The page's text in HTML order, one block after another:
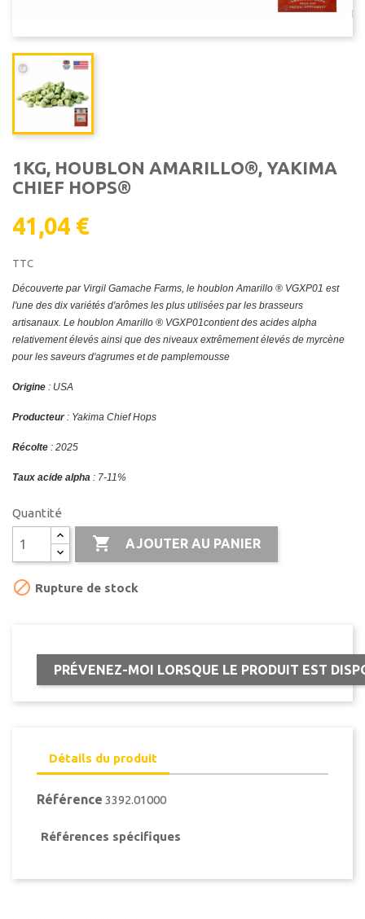
1KG, HOUBLON AMARILLO®, YAKIMA
CHIEF HOPS®
41,04 €
TTC
Découverte par Virgil Gamache Farms, le houblon Amarillo ® VGXP01 est
l'une des dix variétés d'arômes les plus utilisées par les brasseurs
artisanaux. Le houblon Amarillo ® VGXP01contient des acides alpha
relativement élevés ainsi que des niveaux extrêmement élevés de myrcène
pour les saveurs d'agrumes et de pamplemousse
Origine : USA
Producteur: Yakima Chief Hops
Récolte : 2025
Taux acide alpha : 7-11%
Quantité
 AJOUTER AU PANIER
 Rupture de stock
PRÉVENEZ-MOI LORSQUE LE PRODUIT EST
Détails du produit
Référence 3392.01000
Références spécifiques